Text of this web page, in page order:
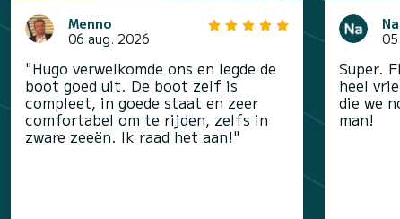
Menno
06 aug. 2026
"Hugo verwelkomde ons en legde de
boot goed uit. De boot zelf is
compleet, in goede staat en zeer
comfortabel om te rijden, zelfs in
zware zeeën. Ik raad het aan!"
Super.
heel
die we
man!